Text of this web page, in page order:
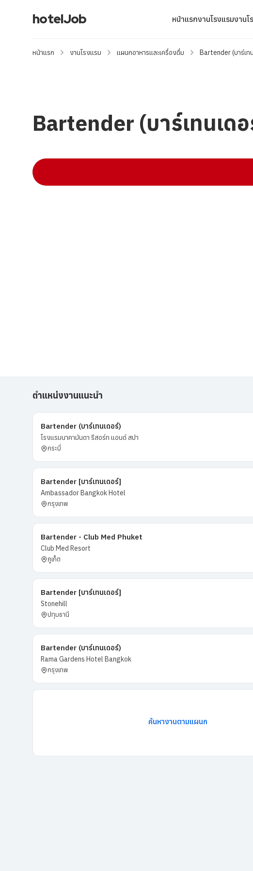
hotelJob หน้าแรกงานโรงแรมงานโ
หน้าแรก งานโรงแรม แผนกอาหารและเครื่องดื่ม Bartender (บาร์เท
Bartender (บาร์เทนเด
ตำแหน่งงานแนะนำ
Bartender (บาร์เทนเดอร์)
โรงแรมนาคามันดา​ รีสอร์ท​ แอนด์​ สปา
กระบี่
Bartender [บาร์เทนเดอร์]
Ambassador Bangkok Hotel
กรุงเทพ
Bartender - Club Med Phuket
Club Med Resort
ภูเก็ต
Bartender [บาร์เทนเดอร์]
Stonehill
ปทุมธานี
Bartender (บาร์เทนเดอร์)
Rama Gardens Hotel Bangkok
กรุงเทพ
ค้นหางานตามแผนก